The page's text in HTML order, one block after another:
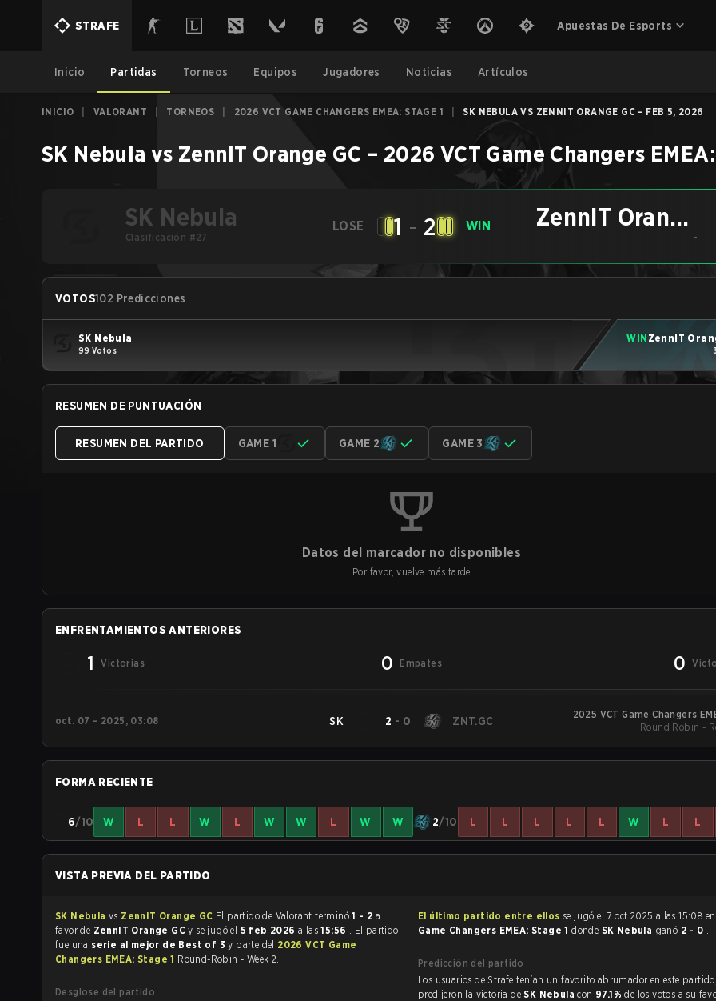
STRAFE Apuestas De Esports
Inicio Partidas Torneos Equipos Jugadores Noticias Artículos
INICIO VALORANT TORNEOS 2026 VCT GAME CHANGERS EMEA: STAGE 1 SK NEBULA VS ZENNIT ORANGE GC - FEB 5, 2026
SK Nebula vs ZennIT Orange GC – 2026 VCT Game Changers
SK Nebula
Clasificación #27
LOSE 1 - 2 WIN
ZennIT Orange
GC-
VOTOS102 Predicciones
SK Nebula
99 Votos
WIN ZennIT
RESUMEN DE PUNTUACIÓN
RESUMEN DEL PARTIDO GAME 1 GAME 2 GAME 3
Datos del marcador no disponibles
Por favor, vuelve más tarde
ENFRENTAMIENTOS ANTERIORES
1 Victorias 0 Empates 0
oct. 07 - 2025, 03:08 SK 2 - 0 ZNT.GC
2025 VCT Game Changers
Round Robin -
FORMA RECIENTE
6/10 W L L W L W W L W W 2/10 L L L L L W L L
VISTA PREVIA DEL PARTIDO
SK Nebula vs ZennIT Orange GC El partido de Valorant terminó1 - 2
favor de ZennIT Orange GCy se jugó el 5 feb 2026 a las15:56 . El partido
fue una serie al mejor de Best of 3y parte del 2026 VCT Game
Changers EMEA: Stage 1 Round-Robin - Week 2.
Desglose del partido
El último partido entre ellos se jugó el 7 oct 2025 a las 15:08 en
Game Changers EMEA: Stage 1donde SK Nebula ganó 2 - 0 .
Predicción del partido
Los usuarios de Strafe tenían un favorito abrumador en este partido, y
predijeron la victoria deSK Nebulacon 97.1%de los votos a su